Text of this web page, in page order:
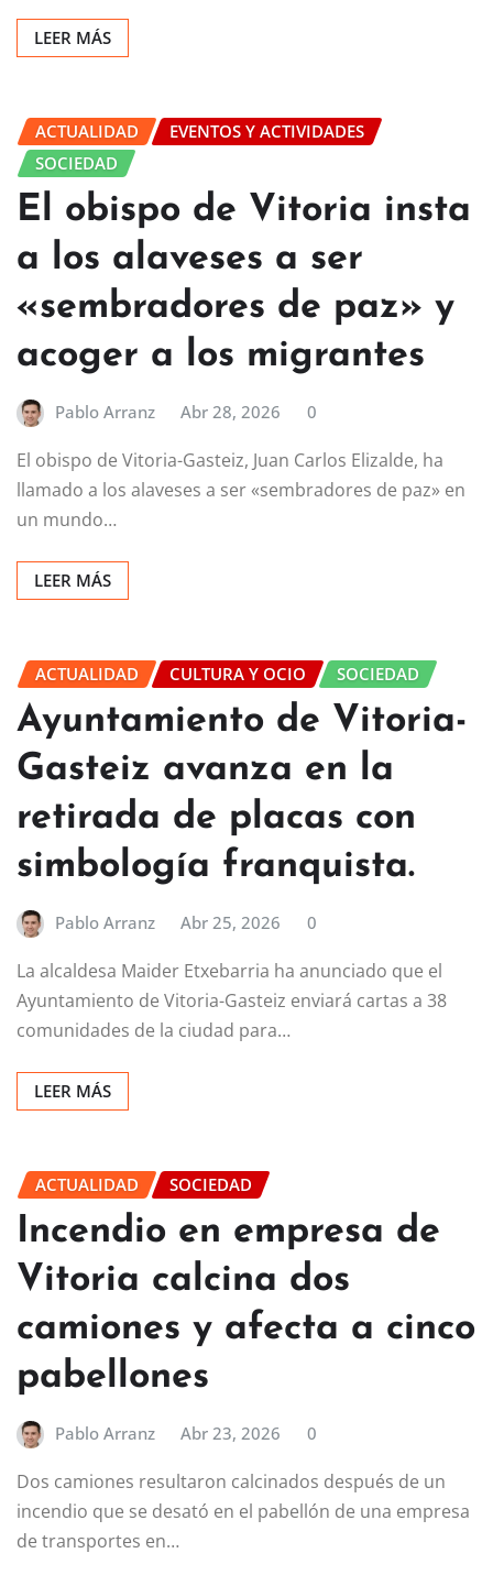
LEER MÁS
ACTUALIDAD
EVENTOS Y ACTIVIDADES
SOCIEDAD
El obispo de Vitoria insta
a los alaveses a ser
«sembradores de paz» y
acoger a los migrantes
Pablo Arranz Abr 28, 2026 0
El obispo de Vitoria-Gasteiz, Juan Carlos Elizalde, ha
llamado a los alaveses a ser «sembradores de paz» en
un mundo…
LEER MÁS
ACTUALIDAD CULTURA Y OCIO SOCIEDAD
Ayuntamiento de Vitoria-
Gasteiz avanza en la
retirada de placas con
simbología franquista.
Pablo Arranz Abr 25, 2026 0
La alcaldesa Maider Etxebarria ha anunciado que el
Ayuntamiento de Vitoria-Gasteiz enviará cartas a 38
comunidades de la ciudad para…
LEER MÁS
ACTUALIDAD SOCIEDAD
Incendio en empresa de
Vitoria calcina dos
camiones y afecta a cinco
pabellones
Pablo Arranz Abr 23, 2026 0
Dos camiones resultaron calcinados después de un
incendio que se desató en el pabellón de una empresa
de transportes en…